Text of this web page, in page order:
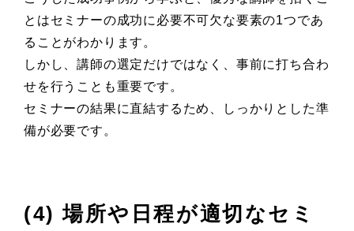
とはセミナーの成功に必要不可欠な要素の1つであ
ることがわかります。
しかし、講師の選定だけではなく、事前に打ち合わ
せを行うことも重要です。
セミナーの結果に直結するため、しっかりとした準
備が必要です。
(4) 場所や日程が適切なセミ